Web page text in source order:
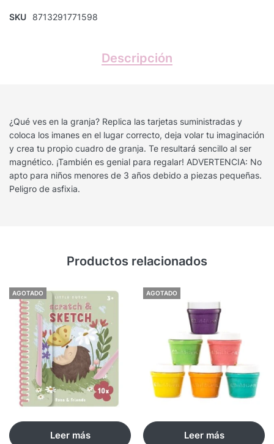
SKU 8713291771598
Descripción
¿Qué ves en la granja? Replica las tarjetas suministradas y
coloca los imanes en el lugar correcto, deja volar tu imaginación
y crea tu propio cuadro de granja. Te resultará sencillo al ser
magnético. ¡También es genial para regalar! ADVERTENCIA: No
apto para niños menores de 3 años debido a piezas pequeñas.
Peligro de asfixia.
Productos relacionados
AGOTADO
Leer más
AGOTADO
Leer más